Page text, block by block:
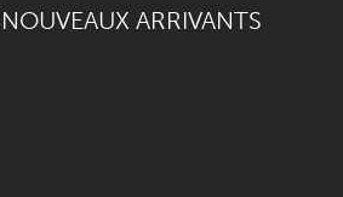
NOUVEAUX ARRIVANTS